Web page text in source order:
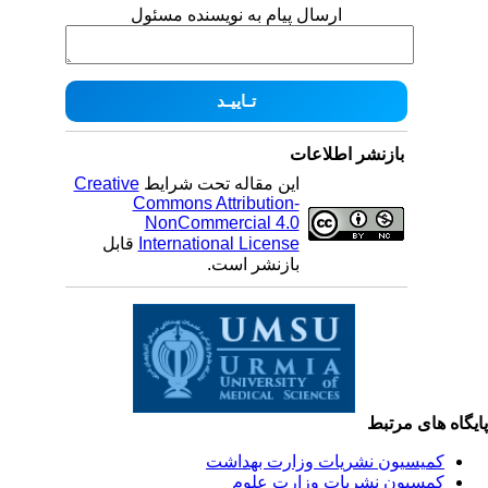
ارسال پیام به نویسنده مسئول
بازنشر اطلاعات
این مقاله تحت شرایطCreative
Commons Attribution-
NonCommercial 4.0
International Licenseقابل
بازنشر است.
های مرتبط
کمیسیون نشریات وزارت بهداشت
کمسیون نشریات وزارت علوم